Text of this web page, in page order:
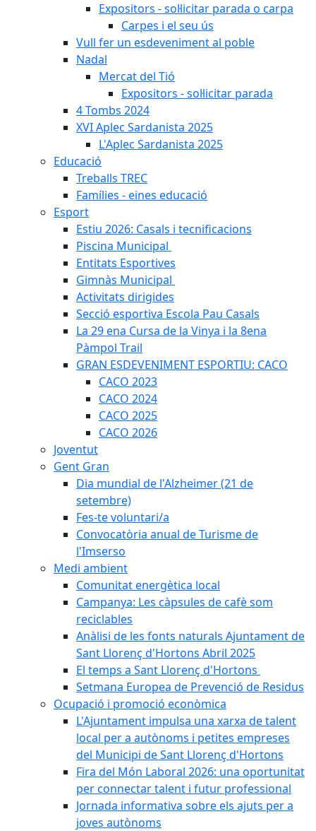
Expositors - sol·licitar parada o carpa
Carpes i el seu ús
Vull fer un esdeveniment al poble
Nadal
Mercat del Tió
Expositors - sol·licitar parada
4 Tombs 2024
XVI Aplec Sardanista 2025
L'Aplec Sardanista 2025
Educació
Treballs TREC
Famílies - eines educació
Esport
Estiu 2026: Casals i tecnificacions
Piscina Municipal
Entitats Esportives
Gimnàs Municipal
Activitats dirigides
Secció esportiva Escola Pau Casals
La 29 ena Cursa de la Vinya i la 8ena
Pàmpol Trail
GRAN ESDEVENIMENT ESPORTIU: CACO
CACO 2023
CACO 2024
CACO 2025
CACO 2026
Joventut
Gent Gran
Dia mundial de l'Alzheimer (21 de
setembre)
Fes-te voluntari/a
Convocatòria anual de Turisme de
l'Imserso
Medi ambient
Comunitat energètica local
Campanya: Les càpsules de cafè som
reciclables
Anàlisi de les fonts naturals Ajuntament de
Sant Llorenç d'Hortons Abril 2025
El temps a Sant Llorenç d'Hortons
Setmana Europea de Prevenció de Residus
Ocupació i promoció econòmica
L'Ajuntament impulsa una xarxa de talent
local per a autònoms i petites empreses
del Municipi de Sant Llorenç d'Hortons
Fira del Món Laboral 2026: una oportunitat
per connectar talent i futur professional
Jornada informativa sobre els ajuts per a
joves autònoms